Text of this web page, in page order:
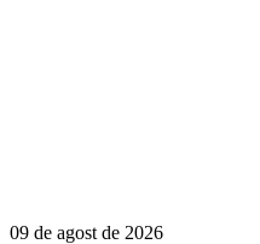
09 de agost de 2026